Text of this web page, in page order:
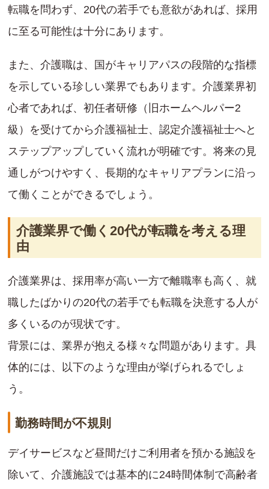
転職を問わず、20代の若手でも意欲があれば、採用
に至る可能性は十分にあります。
また、介護職は、国がキャリアパスの段階的な指標
を示している珍しい業界でもあります。介護業界初
心者であれば、初任者研修（旧ホームヘルパー2
級）を受けてから介護福祉士、認定介護福祉士へと
ステップアップしていく流れが明確です。将来の見
通しがつけやすく、長期的なキャリアプランに沿っ
て働くことができるでしょう。
介護業界で働く20代が転職を考える理
由
介護業界は、採用率が高い一方で離職率も高く、就
職したばかりの20代の若手でも転職を決意する人が
多くいるのが現状です。
背景には、業界が抱える様々な問題があります。具
体的には、以下のような理由が挙げられるでしょ
う。
勤務時間が不規則
デイサービスなど昼間だけご利用者を預かる施設を
除いて、介護施設では基本的に24時間体制で高齢者